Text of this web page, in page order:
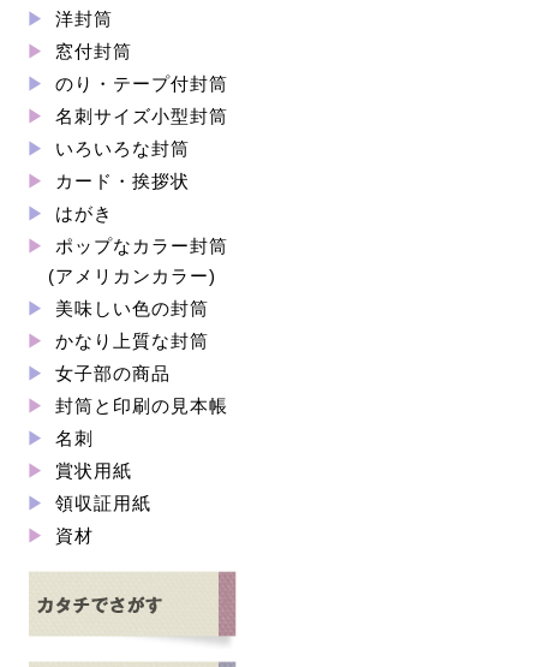
洋封筒
窓付封筒
のり・テープ付封筒
名刺サイズ小型封筒
いろいろな封筒
カード・挨拶状
はがき
ポップなカラー封筒
(アメリカンカラー)
美味しい色の封筒
かなり上質な封筒
女子部の商品
封筒と印刷の見本帳
名刺
賞状用紙
領収証用紙
資材